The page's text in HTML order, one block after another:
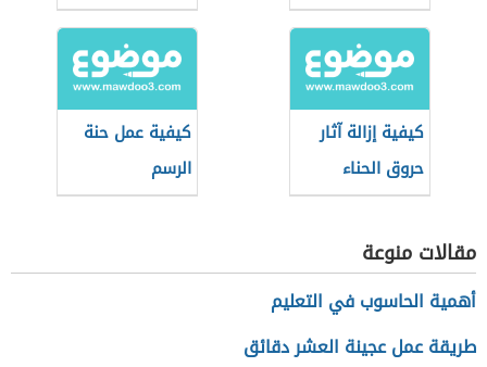
كيفية إزالة آثار
حروق الحناء
كيفية عمل حنة
الرسم
مقالات منوعة
أهمية الحاسوب في التعليم
طريقة عمل عجينة العشر دقائق